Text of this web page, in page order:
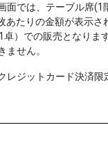
面では、テーブル席
あたりの金額が表示さ
卓）での販売となりま
ません。
レジットカード決済限